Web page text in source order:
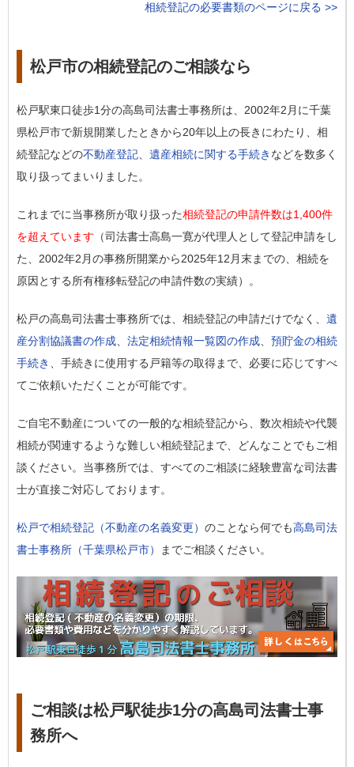
相続登記の必要書類のページに戻る >>
松戸市の相続登記のご相談なら
松戸駅東口徒歩1分の高島司法書士事務所は、2002年2月に千葉
県松戸市で新規開業したときから20年以上の長きにわたり、相
続登記などの不動産登記、 遺産相続に関する手続き などを数多く
取り扱ってまいりました。
これまでに当事務所が取り扱った相続登記の申請件数は1,400件
を超えています （司法書士高島一寛が代理人として登記申請をし
た、2002年2月の事務所開業から2025年12月末までの、相続を
原因とする所有権移転登記の申請件数の実績）。
松戸の高島司法書士事務所では、相続登記の申請だけでなく、 遺
産分割協議書の作成、 法定相続情報一覧図の作成、 預貯金の相続
手続き 、手続きに使用する戸籍等の取得まで、必要に応じてすべ
てご依頼いただくことが可能です。
ご自宅不動産についての一般的な相続登記から、数次相続や代襲
相続が関連するような難しい相続登記まで、どんなことでもご相
談ください。当事務所では、すべてのご相談に経験豊富な司法書
士が直接ご対応しております。
松戸で相続登記（不動産の名義変更） のことなら何でも高島司法
書士事務所（千葉県松戸市）
までご相談ください。
ご相談は松戸駅徒歩1分の高島司法書士事
務所へ